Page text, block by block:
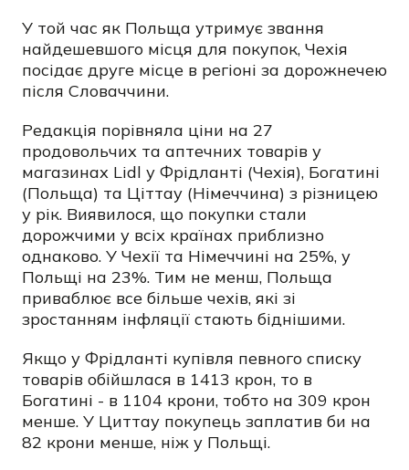
У той час як Польща утримує звання
найдешевшого місця для покупок, Чехія
посідає друге місце в регіоні за дорожнечею
після Словаччини.
Редакція порівняла ціни на 27
продовольчих та аптечних товарів у
магазинах Lidl у Фрідланті (Чехія), Богатині
(Польща) та Ціттау (Німеччина) з різницею
у рік. Виявилося, що покупки стали
дорожчими у всіх країнах приблизно
однаково. У Чехії та Німеччині на 25%, у
Польщі на 23%. Тим не менш, Польща
приваблює все більше чехів, які зі
зростанням інфляції стають біднішими.
Якщо у Фрідланті купівля певного списку
товарів обійшлася в 1413 крон, то в
Богатині - в 1104 крони, тобто на 309 крон
менше. У Циттау покупець заплатив би на
82 крони менше, ніж у Польщі.